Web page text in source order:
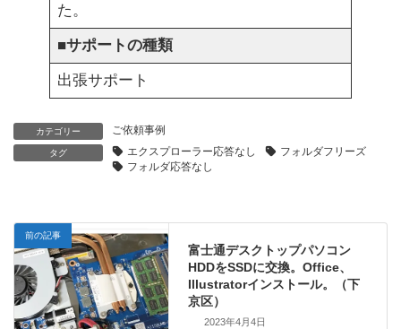
た。
■サポートの種類
出張サポート
カテゴリー ご依頼事例
タグ エクスプローラー応答なし
フォルダフリーズ
フォルダ応答なし
前の記事
富士通デスクトップパソコン
HDDをSSDに交換。Office、
Illustratorインストール。（下
京区）
2023年4月4日